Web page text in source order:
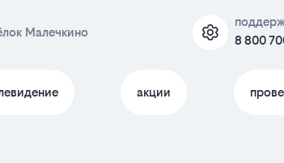
Малечкино
8 800
акции